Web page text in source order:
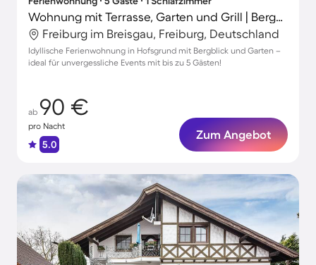
Wohnung mit Terrasse, Garten und Grill | Bergblick | Ideal für Homeoffice
Freiburg im Breisgau, Freiburg, Deutschland
Idyllische Ferienwohnung in Hofsgrund mit Bergblick und Garten –
ideal für unvergessliche Events mit bis zu 5 Gästen!
ab 90 €
pro Nacht
5.0
Zum Angebot